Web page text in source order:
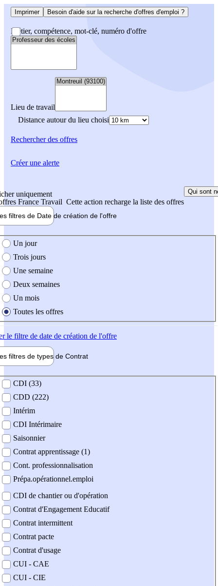
Imprimer Besoin d'aide sur la recherche d'offres d'emploi ?
Métier, compétence, mot-clé, numéro d'offre
Lieu de travail
Distance autour du lieu choisi
Rechercherdes offres
uniquement
France Travail Cette action recharge la liste des offres
Qui sont
filtres de Date de création de l'offre
création de l'offre
Un jour
Trois jours
Une semaine
Deux semaines
Un mois
Toutes les offres
le filtre de date de création de l'offre
filtres de types de Contrat
contrat
CDI (33)
CDD (222)
Intérim
CDI Intérimaire
Saisonnier
Contrat apprentissage (1)
Cont. professionnalisation
Prépa.opérationnel.emploi
CDI de chantier ou d'opération
Contrat d'Engagement Educatif
Contrat intermittent
Contrat pacte
Contrat d'usage
CUI - CAE
CUI - CIE
Créer une alerte